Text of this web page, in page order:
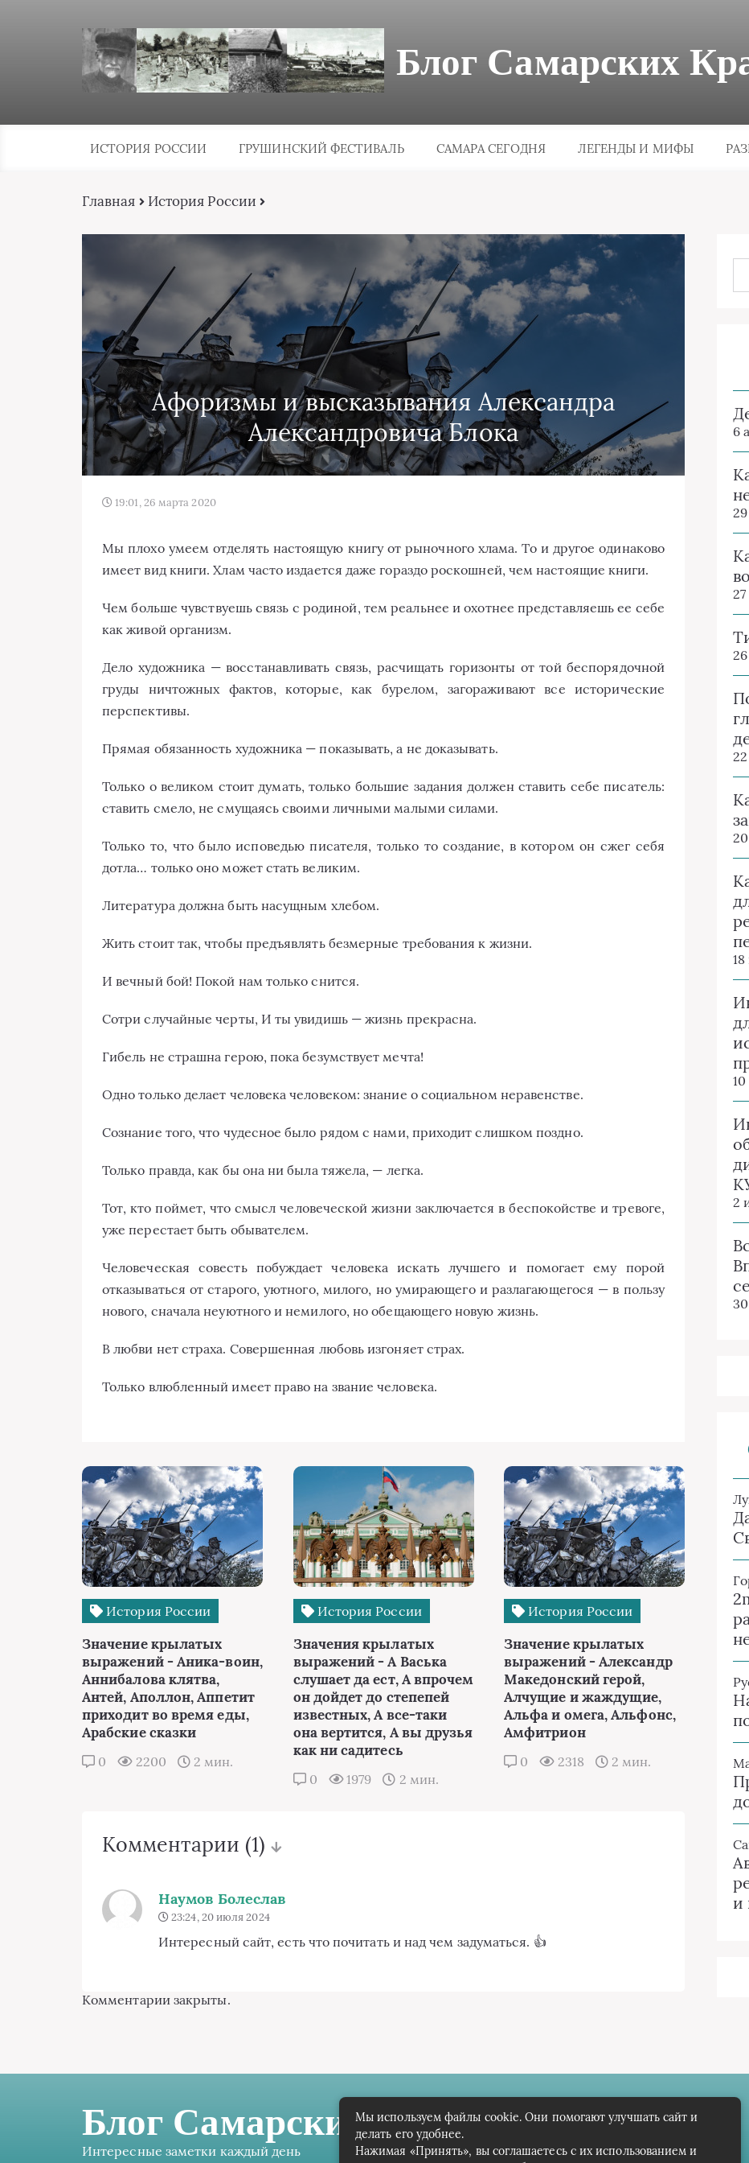
Блог Самарских
ИСТОРИЯ РОССИИ ГРУШИНСКИЙ ФЕСТИВАЛЬ САМАРА СЕГОДНЯ ЛЕГЕНДЫ И МИФЫ
Главная История России
Афоризмы и высказывания Александра
Александровича Блока
19:01, 26 марта 2020
Мы плохо умеем отделять настоящую книгу от рыночного хлама. То и другое одинаково
имеет вид книги. Хлам часто издается даже гораздо роскошней, чем настоящие книги.
Чем больше чувствуешь связь с родиной, тем реальнее и охотнее представляешь ее себе
как живой организм.
Дело художника — восстанавливать связь, расчищать горизонты от той беспорядочной
груды ничтожных фактов, которые, как бурелом, загораживают все исторические
перспективы.
Прямая обязанность художника — показывать, а не доказывать.
Только о великом стоит думать, только большие задания должен ставить себе писатель:
ставить смело, не смущаясь своими личными малыми силами.
Только то, что было исповедью писателя, только то создание, в котором он сжег себя
дотла… только оно может стать великим.
Литература должна быть насущным хлебом.
Жить стоит так, чтобы предъявлять безмерные требования к жизни.
И вечный бой! Покой нам только снится.
Сотри случайные черты, И ты увидишь — жизнь прекрасна.
Гибель не страшна герою, пока безумствует мечта!
Одно только делает человека человеком: знание о социальном неравенстве.
Сознание того, что чудесное было рядом с нами, приходит слишком поздно.
Только правда, как бы она ни была тяжела, — легка.
Тот, кто поймет, что смысл человеческой жизни заключается в беспокойстве и тревоге,
уже перестает быть обывателем.
Человеческая совесть побуждает человека искать лучшего и помогает ему порой
отказываться от старого, уютного, милого, но умирающего и разлагающегося — в пользу
нового, сначала неуютного и немилого, но обещающего новую жизнь.
В любви нет страха. Совершенная любовь изгоняет страх.
Только влюбленный имеет право на звание человека.
История России
Значение крылатых
выражений - Аника-воин,
Аннибалова клятва,
Антей, Аполлон, Аппетит
приходит во время еды,
Арабские сказки
0 2200 2 мин.
История России
Значения крылатых
выражений - А Васька
слушает да ест, А впрочем
он дойдет до степепей
известных, А все-таки
она вертится, А вы друзья
как ни садитесь
0 1979 2 мин.
История России
Значение крылатых
выражений - Александр
Македонский герой,
Алчущие и жаждущие,
Альфа и омега, Альфонс,
Амфитрион
0 2318 2 мин.
Комментарии (1)
Наумов Болеслав
23:24, 20 июля 2024
Интересный сайт, есть что почитать и над чем задуматься. 👍
Комментарии закрыты.
6
2
и
Блог Самарских Краеведов
Интересные заметки каждый день
Мы используем файлы cookie. Они помогают улучшать сайт и
делать его удобнее.
Нажимая «Принять», вы соглашаетесь с их использованием и